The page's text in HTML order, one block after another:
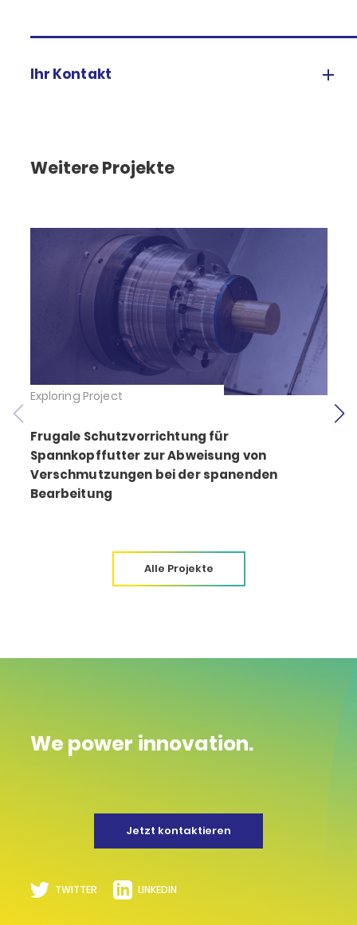
Ihr Kontakt
Weitere Projekte
Exploring Project
Frugale Schutzvorrichtung für
Spannkopffutter zur Abweisung von
Verschmutzungen bei der spanenden
Bearbeitung
Alle Projekte
We power innovation.
Jetzt kontaktieren
TWITTER LINKEDIN